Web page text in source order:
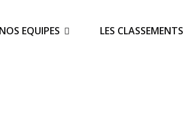
NOS EQUIPES LES CLASSEMENTS